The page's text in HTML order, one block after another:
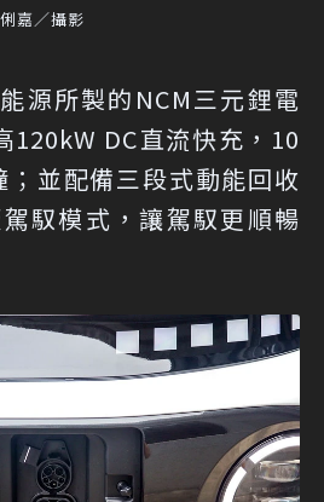
嘉／攝影
源所製的NCM三元鋰電
120kW DC直流快充，10
並配備三段式動能回收
馭模式，讓駕馭更順暢